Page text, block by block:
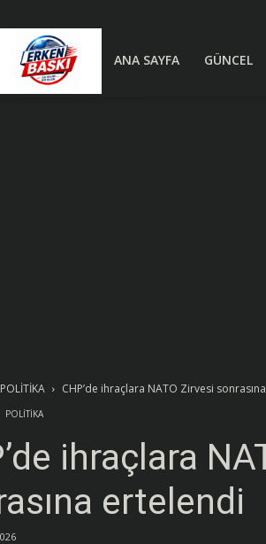
Erken
Haberler
ANA SAYFA GÜNCEL
POLİTİKA CHP’de ihraçlara NATO Zirvesi
POLİTİKA
ihraçlara
ertelendi